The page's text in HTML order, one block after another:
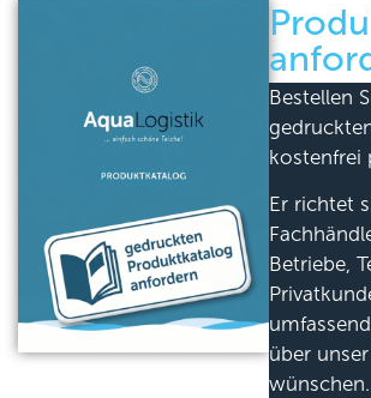
Bestellen
kostenfrei
Er richtet
Betriebe,
über
wünschen.